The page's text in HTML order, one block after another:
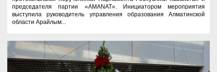
председателя партии «AMANAT». Инициатором мероприятия
выступила руководитель управления образования Алматинской
области Арайлым...